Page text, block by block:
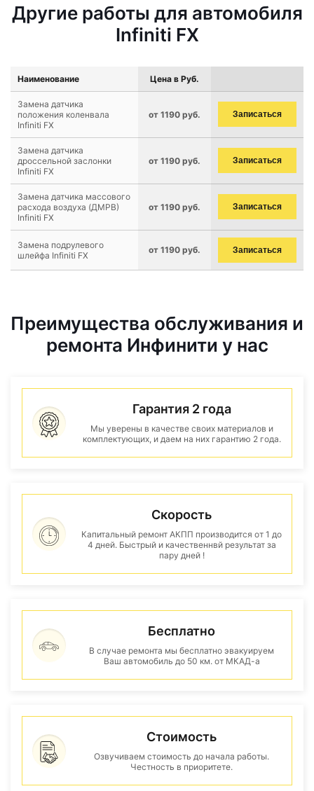
Другие работы для автомобиля
Infiniti FX
Наименование Цена в Руб.
Замена датчика
положения коленвала
Infiniti FX
от 1190 руб. Записаться
Замена датчика
дроссельной заслонки
Infiniti FX
от 1190 руб. Записаться
Замена датчика массового
расхода воздуха (ДМРВ)
Infiniti FX
от 1190 руб. Записаться
Замена подрулевого
шлейфа Infiniti FX
от 1190 руб. Записаться
Преимущества обслуживания и
ремонта Инфинити у нас
Гарантия 2 года
Мы уверены в качестве своих материалов и
комплектующих, и даем на них гарантию 2 года.
Скорость
Капитальный ремонт АКПП производится от 1 до
4 дней. Быстрый и качественнвй результат за
пару дней !
Бесплатно
В случае ремонта мы бесплатно эвакуируем
Ваш автомобиль до 50 км. от МКАД-а
Стоимость
Озвучиваем стоимость до начала работы.
Честность в приоритете.